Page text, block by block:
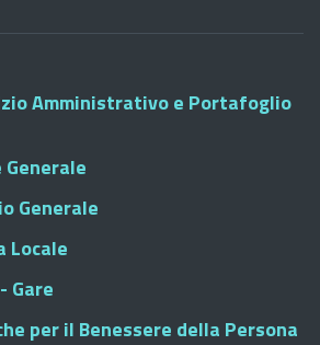
Amministrativo e Portafoglio
Generale
Locale
Gare
per il Benessere della Persona